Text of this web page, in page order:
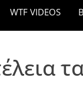
WTF VIDEOS